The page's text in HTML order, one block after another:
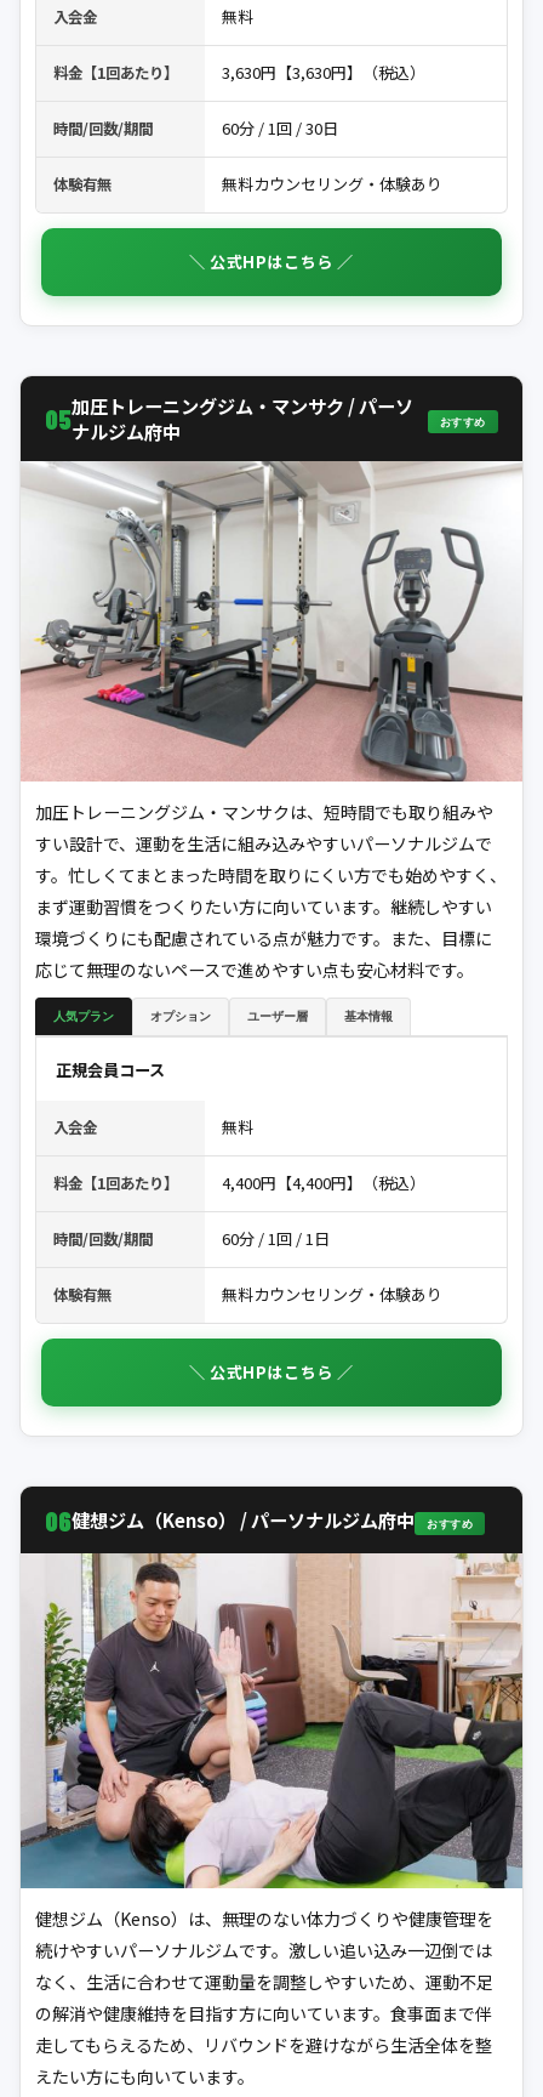
入会金 無料
料金【1回あたり】 3,630円【3,630円】（税込）
時間/回数/期間 60分 / 1回 / 30日
体験有無 無料カウンセリング・体験あり
＼ 公式HPはこちら ／
05加圧トレーニングジム・マンサク / パーソ
ナルジム府中
おすすめ
加圧トレーニングジム・マンサクは、短時間でも取り組みや
すい設計で、運動を生活に組み込みやすいパーソナルジムで
す。忙しくてまとまった時間を取りにくい方でも始めやすく、
まず運動習慣をつくりたい方に向いています。継続しやすい
環境づくりにも配慮されている点が魅力です。また、目標に
応じて無理のないペースで進めやすい点も安心材料です。
人気プラン オプション ユーザー層 基本情報
正規会員コース
入会金 無料
料金【1回あたり】 4,400円【4,400円】（税込）
時間/回数/期間 60分 / 1回 / 1日
体験有無 無料カウンセリング・体験あり
＼ 公式HPはこちら ／
06健想ジム（Kenso） / パーソナルジム府中 おすすめ
健想ジム（Kenso）は、無理のない体力づくりや健康管理を
続けやすいパーソナルジムです。激しい追い込み一辺倒では
なく、生活に合わせて運動量を調整しやすいため、運動不足
の解消や健康維持を目指す方に向いています。食事面まで伴
走してもらえるため、リバウンドを避けながら生活全体を整
えたい方にも向いています。